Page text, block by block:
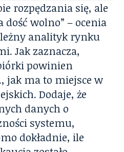
rozpędzania się, ale
dość wolno” – ocenia
analityk rynku
Jak zaznacza,
powinien
jak ma to miejsce w
Dodaje, że
danych o
systemu,
dokładnie, ile